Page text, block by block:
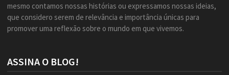
mesmo contamos nossas histórias ou expressamos nossas ideias,
que considero serem de relevância e importância únicas para
promover uma reflexão sobre o mundo em que vivemos.
ASSINA O BLOG!